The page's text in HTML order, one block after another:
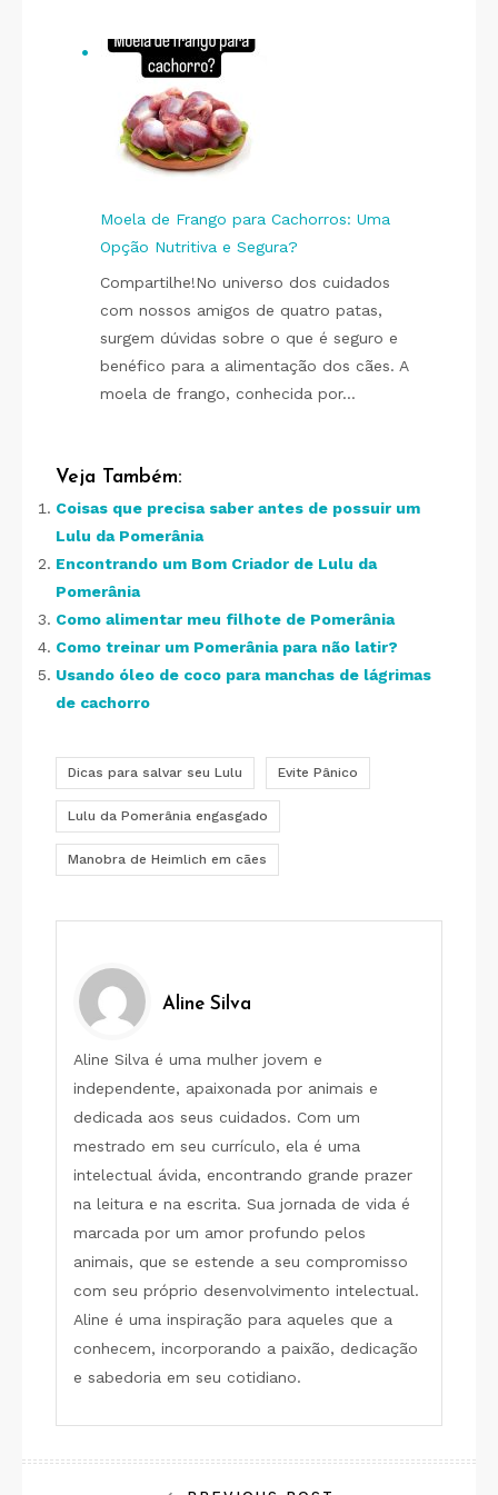
Moela de Frango para Cachorros: Uma
Opção Nutritiva e Segura?
Compartilhe!No universo dos cuidados
com nossos amigos de quatro patas,
surgem dúvidas sobre o que é seguro e
benéfico para a alimentação dos cães. A
moela de frango, conhecida por…
Veja Também:
Coisas que precisa saber antes de possuir um
Lulu da Pomerânia
Encontrando um Bom Criador de Lulu da
Pomerânia
Como alimentar meu filhote de Pomerânia
Como treinar um Pomerânia para não latir?
Usando óleo de coco para manchas de lágrimas
de cachorro
Dicas para salvar seu Lulu Evite Pânico
Lulu da Pomerânia engasgado
Manobra de Heimlich em cães
Aline Silva
Aline Silva é uma mulher jovem e
independente, apaixonada por animais e
dedicada aos seus cuidados. Com um
mestrado em seu currículo, ela é uma
intelectual ávida, encontrando grande prazer
na leitura e na escrita. Sua jornada de vida é
marcada por um amor profundo pelos
animais, que se estende a seu compromisso
com seu próprio desenvolvimento intelectual.
Aline é uma inspiração para aqueles que a
conhecem, incorporando a paixão, dedicação
e sabedoria em seu cotidiano.